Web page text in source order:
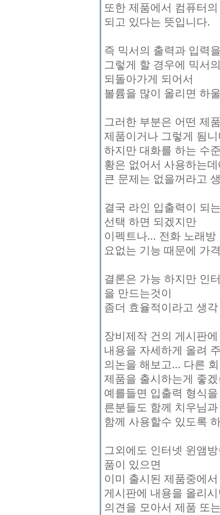
또한 제품에서 컴퓨터
되고 있다는 뜻입니다.
즉 믹서의 출력과 입력
그렇게 할 경우에 믹서
되돌아가게 되어서
볼륨을 많이 올리면 하
그러한 부분은 어떤 제
제품이거나 그렇게 됨
하지만 대화를 하는 수
황은 없어서 사용하는
큰 문제는 없을꺼라고
결국 라인 입출력이 되
선택 하면 되겠지만
이펙트나... 전화 노래
요없는 기능 때문에 가
결론은 가능 하지만 인
을 만드는것이
좀더 효율적이라고 생
장비제작 건의 게시판
내용을 자세하게 올려
의논을 해보고... 다른
제품을 출시하는게 좋
예를들면 입출력 형식
른분들도 함께 치우님
함께 사용할수 있도록
그외에도 인터넷 윈앰
품이 있으면
이미 출시된 제품중에
게시판에 내용을 올리
의견을 모아서 제품 또